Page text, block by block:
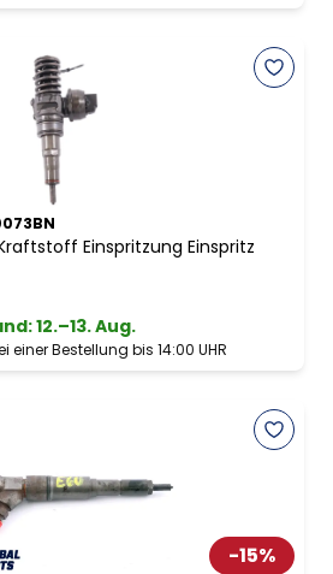
Einspritzung Einspritz
:12.–13. Aug.
einer Bestellung bis 14:00 UHR
-15%